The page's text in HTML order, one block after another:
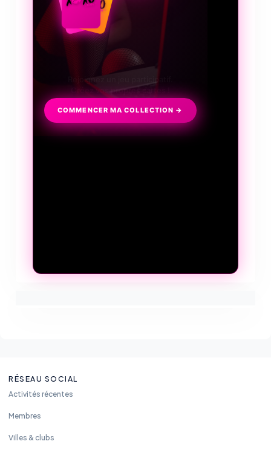
Collectionnez, échangez, discutez
et surtout frissonnez...
COMMENCER MA COLLECTION →
RÉSEAU SOCIAL
Activités récentes
Membres
Villes & clubs